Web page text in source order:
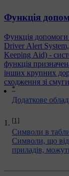
*
Додаткове
[1]
Символи в
Символи, що
приладів,
Функція
Функція допомоги
Driver Alert
Keeping Aid) -
функція
інших крупних
сходження зі